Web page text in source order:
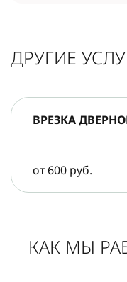
ДРУГИЕ
ВРЕЗКА
от 600 руб.
КАК МЫ